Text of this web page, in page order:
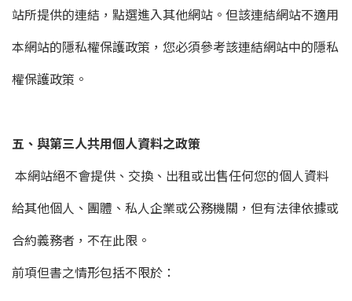
站所提供的連結，點選進入其他網站。但該連結網站不適用
本網站的隱私權保護政策，您必須參考該連結網站中的隱私
權保護政策。
五、與第三人共用個人資料之政策
本網站絕不會提供、交換、出租或出售任何您的個人資料
給其他個人、團體、私人企業或公務機關，但有法律依據或
合約義務者，不在此限。
前項但書之情形包括不限於：